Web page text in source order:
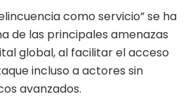
como servicio” se ha
de las principales amenazas
global, al facilitar el acceso
incluso a actores sin
avanzados.